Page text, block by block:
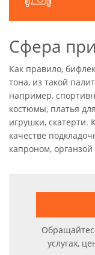
Сфера
Как правило,
тона, из такой
например,
костюмы, платья
игрушки, скатерти.
качестве
капроном,
услугах,